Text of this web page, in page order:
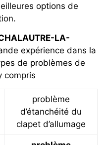
options de
LA-
expérience dans la
de problèmes de
compris
problème
d’étanchéité du
clapet d’allumage